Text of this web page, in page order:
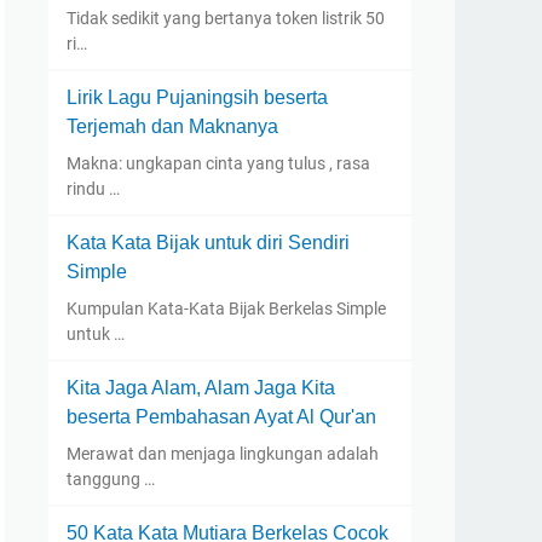
Tidak sedikit yang bertanya token listrik 50
ri…
Lirik Lagu Pujaningsih beserta
Terjemah dan Maknanya
Makna: ungkapan cinta yang tulus , rasa
rindu …
Kata Kata Bijak untuk diri Sendiri
Simple
Kumpulan Kata-Kata Bijak Berkelas Simple
untuk …
Kita Jaga Alam, Alam Jaga Kita
beserta Pembahasan Ayat Al Qur'an
Merawat dan menjaga lingkungan adalah
tanggung …
50 Kata Kata Mutiara Berkelas Cocok